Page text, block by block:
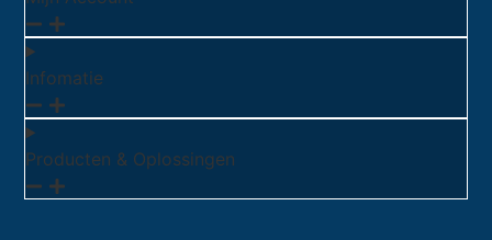
Infomatie
Producten & Oplossingen